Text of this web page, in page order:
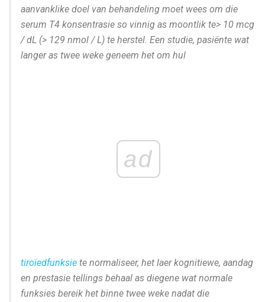
aanvanklike doel van behandeling moet wees om die
serum T4 konsentrasie so vinnig as moontlik te> 10 mcg
/ dL (> 129 nmol / L) te herstel. Een studie, pasiënte wat
langer as twee weke geneem het om hul
ad
tiroïedfunksie te normaliseer, het laer kognitiewe, aandag
en prestasie tellings behaal as diegene wat normale
funksies bereik het binne twee weke nadat die